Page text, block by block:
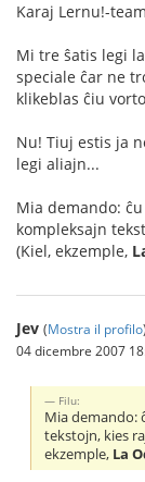
Karaj Lernu!-
Mi tre ŝatis legi
speciale ĉar ne
klikeblas ĉiu
Nu! Tiuj estis ja
legi aliajn...
Mia demando:
kompleksajn
(Kiel, ekzemple,
Jev (Mostra il profilo)
04 dicembre 2007
Filu:
Mia demando:
tekstojn, kies
ekzemple, La